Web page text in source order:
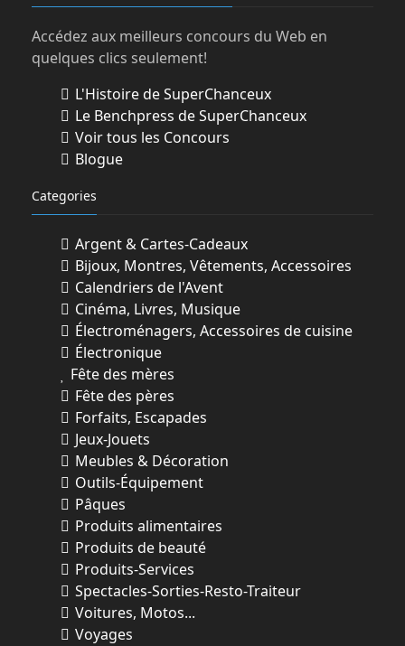
Accédez aux meilleurs concours du Web en
quelques clics seulement!
L'Histoire de SuperChanceux
Le Benchpress de SuperChanceux
Voir tous les Concours
Blogue
Categories
Argent & Cartes-Cadeaux
Bijoux, Montres, Vêtements, Accessoires
Calendriers de l'Avent
Cinéma, Livres, Musique
Électroménagers, Accessoires de cuisine
Électronique
Fête des mères
Fête des pères
Forfaits, Escapades
Jeux-Jouets
Meubles & Décoration
Outils-Équipement
Pâques
Produits alimentaires
Produits de beauté
Produits-Services
Spectacles-Sorties-Resto-Traiteur
Voitures, Motos...
Voyages